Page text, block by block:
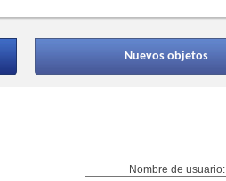
Nuevos objetos
Nombre de usuario: